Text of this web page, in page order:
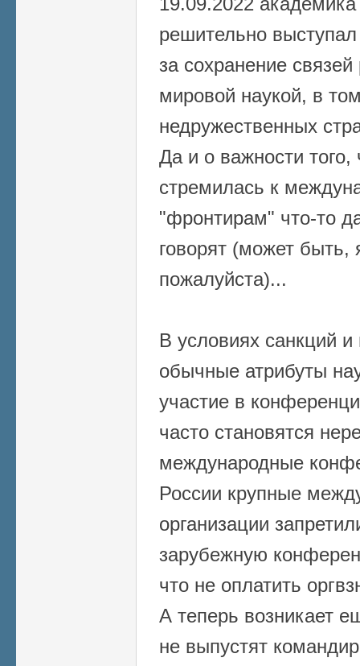
решительно
за сохранение связей
мировой наукой, в
недружественных
Да и о важности того,
стремилась к
"фронтирам" что-то
говорят (может быть,
пожалуйста)...
В условиях санкций
обычные атрибуты
участие в
часто становятся
международные
России крупные
организации
зарубежную
что не оплатить
А теперь возникает
не выпустят